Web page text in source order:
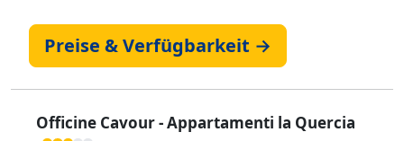
Preise & Verfügbarkeit →
Officine Cavour - Appartamenti la Quercia